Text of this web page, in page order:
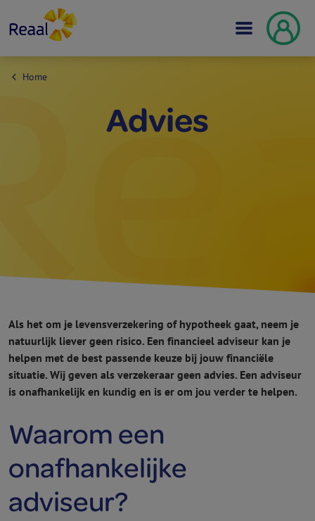
Home
Advies
Als het om je levens­verzekering of hypotheek gaat, neem je
natuurlijk liever geen risico. Een financieel adviseur kan je
helpen met de best passende keuze bij jouw financiële
situatie. Wij geven als verzekeraar geen advies. Een adviseur
is onafhankelijk en kundig en is er om jou verder te helpen.
Waarom een
onafhankelijke
adviseur?